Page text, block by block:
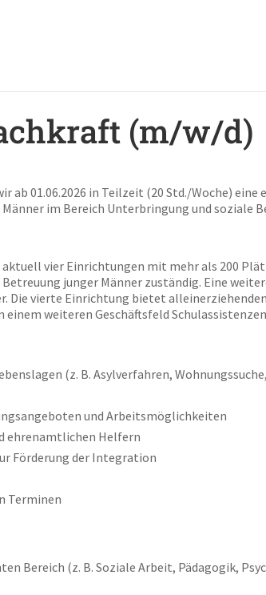
(m/w/d)
ab 01.06.2026 in Teilzeit (20 Std./Woche)
im Bereich Unterbringung und soziale
vier Einrichtungen mit mehr als 200
junger Männer zuständig. Eine
Die vierte Einrichtung bietet
weiteren Geschäftsfeld
(z. B. Asylverfahren,
und Arbeitsmöglichkeiten
ehrenamtlichen Helfern
Förderung der Integration
Terminen
Bereich (z. B. Soziale Arbeit, Pädagogik,